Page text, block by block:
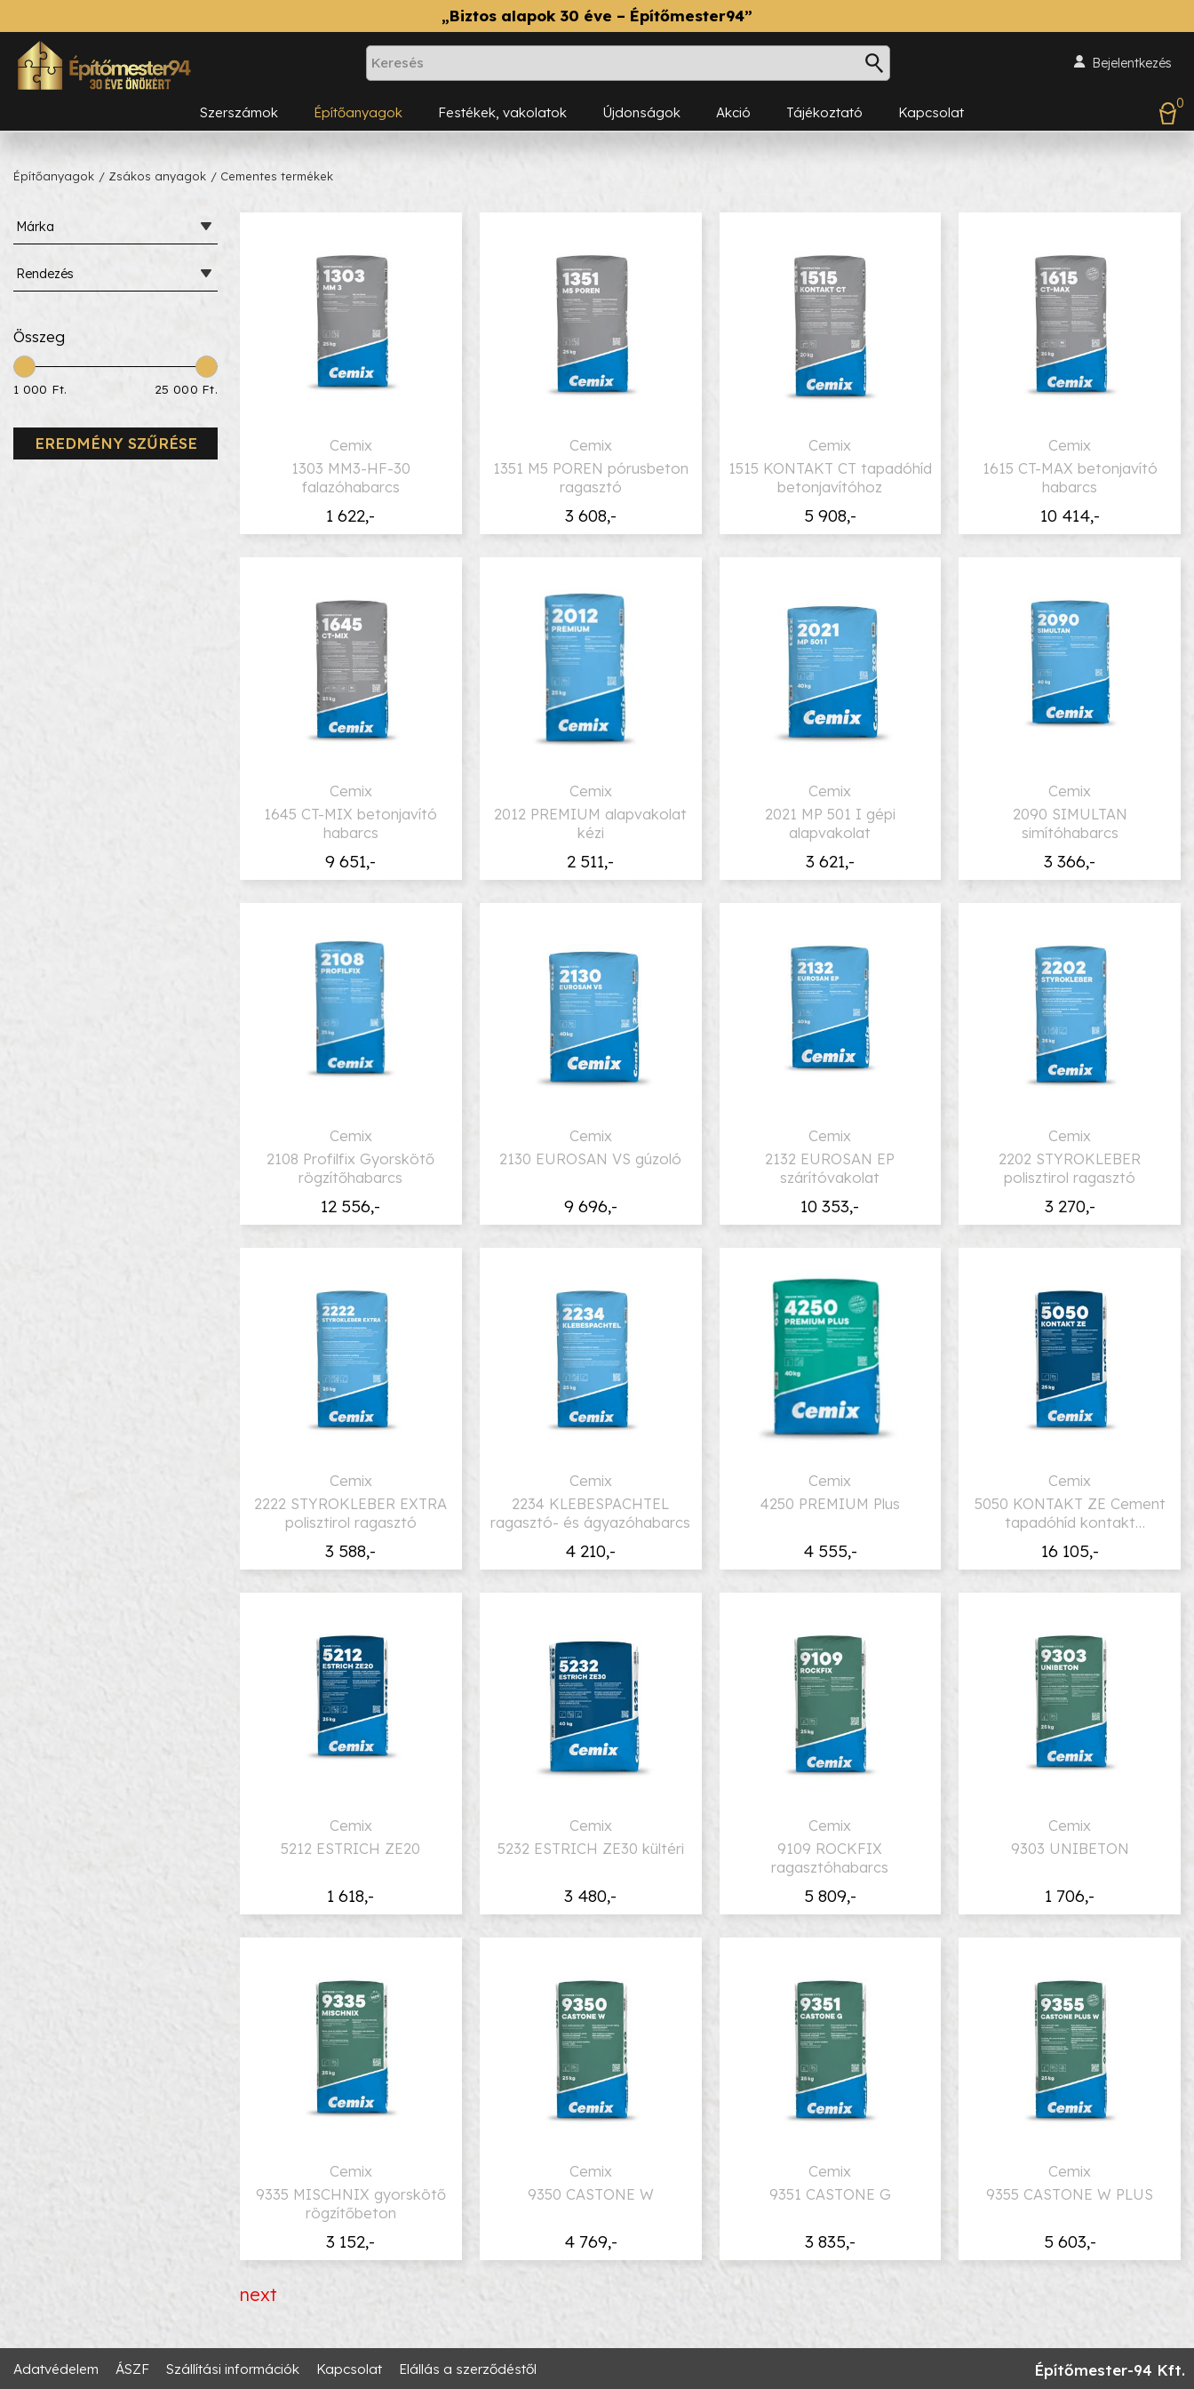
„Biztos alapok 30 éve – Építőmester94”
Bejelentkezés
Szerszámok Építőanyagok Festékek, vakolatok Újdonságok Akció Tájékoztató Kapcsolat
0
Építőanyagok / Zsákos anyagok / Cementes termékek
1 622,-
Cemix
1303 MM3-HF-30
falazóhabarcs
3 608,-
Cemix
1351 M5 POREN pórusbeton
ragasztó
5 908,-
Cemix
1515 KONTAKT CT tapadóhíd
betonjavítóhoz
10 414,-
Cemix
1615 CT-MAX betonjavító
habarcs
9 651,-
Cemix
1645 CT-MIX betonjavító
habarcs
2 511,-
Cemix
2012 PREMIUM alapvakolat
kézi
3 621,-
Cemix
2021 MP 501 I gépi
alapvakolat
3 366,-
Cemix
2090 SIMULTAN
simítóhabarcs
12 556,-
Cemix
2108 Profilfix Gyorskötő
rögzítőhabarcs
9 696,-
Cemix
2130 EUROSAN VS gúzoló
10 353,-
Cemix
2132 EUROSAN EP
szárítóvakolat
3 270,-
Cemix
2202 STYROKLEBER
polisztirol ragasztó
3 588,-
Cemix
2222 STYROKLEBER EXTRA
polisztirol ragasztó
4 210,-
Cemix
2234 KLEBESPACHTEL
ragasztó- és ágyazóhabarcs
4 555,-
Cemix
4250 PREMIUM Plus
16 105,-
Cemix
5050 KONTAKT ZE Cement
tapadóhíd kontakt
esztrichekhez
1 618,-
Cemix
5212 ESTRICH ZE20
3 480,-
Cemix
5232 ESTRICH ZE30 kültéri
5 809,-
Cemix
9109 ROCKFIX
ragasztóhabarcs
1 706,-
Cemix
9303 UNIBETON
3 152,-
Cemix
9335 MISCHNIX gyorskötő
rögzítőbeton
4 769,-
Cemix
9350 CASTONE W
3 835,-
Cemix
9351 CASTONE G
5 603,-
Cemix
9355 CASTONE W PLUS
next
Márka
Rendezés
Összeg
1 000 Ft. 25 000 Ft.
EREDMÉNY SZŰRÉSE
Adatvédelem ÁSZF Szállítási információk Kapcsolat Elállás a szerződéstől
Építőmester-94 Kft.